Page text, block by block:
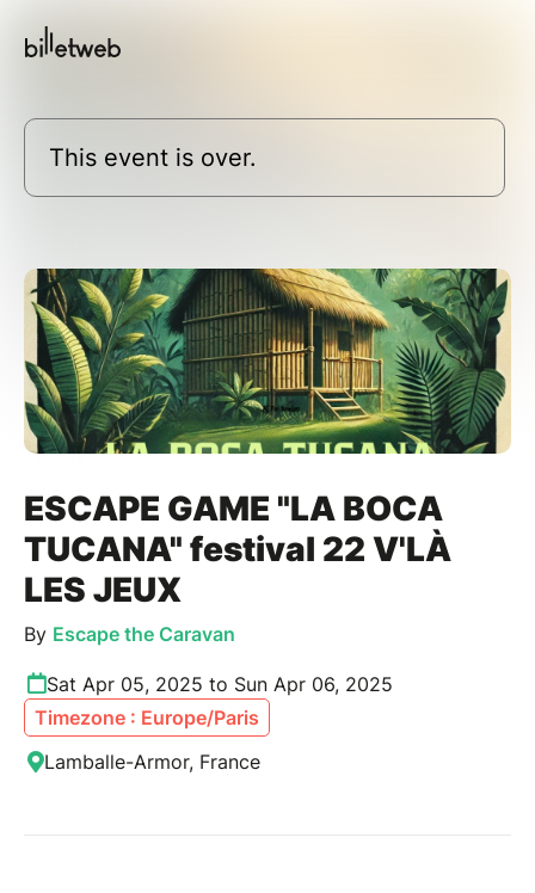
This event is over.
ESCAPE GAME "LA BOCA
TUCANA" festival 22 V'LÀ
LES JEUX
By Escape the Caravan
Sat Apr 05, 2025 to Sun Apr 06, 2025
Timezone : Europe/Paris
Lamballe-Armor, France